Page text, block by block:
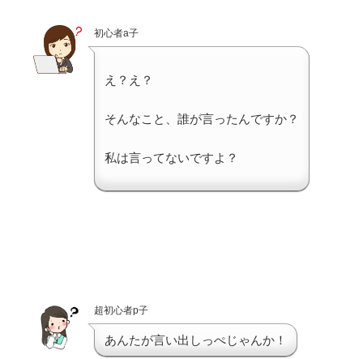
初心者a子
え？え？
そんなこと、誰が言ったんですか？
私は言ってないですよ？
超初心者p子
あんたが言い出しっぺじゃんか！